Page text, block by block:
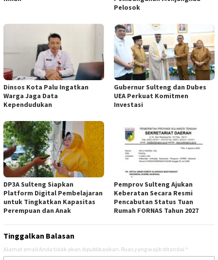
Pelosok
Dinsos Kota Palu Ingatkan
Warga Jaga Data
Kependudukan
Gubernur Sulteng dan Dubes
UEA Perkuat Komitmen
Investasi
DP3A Sulteng Siapkan
Platform Digital Pembelajaran
untuk Tingkatkan Kapasitas
Perempuan dan Anak
Pemprov Sulteng Ajukan
Keberatan Secara Resmi
Pencabutan Status Tuan
Rumah FORNAS Tahun 2027
Tinggalkan Balasan
Alamat email Anda tidak akan dipublikasikan. Ruas yang wajib ditandai *